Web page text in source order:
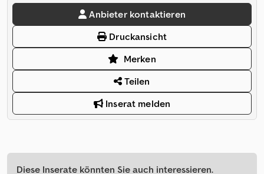
Anbieter kontaktieren
Druckansicht
Merken
Teilen
Inserat melden
Diese Inserate könnten Sie auch interessieren.